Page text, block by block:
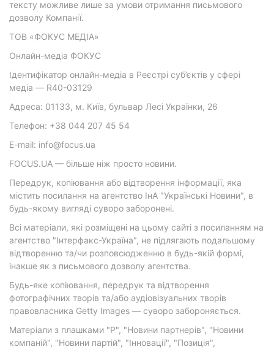
тексту можливе лише за умови отримання письмового
дозволу Компанії.
ТОВ «ФОКУС МЕДІА»
Онлайн-медіа ФОКУС
Ідентифікатор онлайн-медіа в Реєстрі суб’єктів у сфері
медіа — R40-03129
Адреса: 01133, м. Київ, бульвар Лесі Українки, 26
Телефон: +38 044 207 45 54
E-mail: info@focus.ua
FOCUS.UA — більше ніж просто новини.
Передрук, копіювання або відтворення інформації, яка
містить посилання на агентство ІнА "Українські Новини", в
будь-якому вигляді суворо заборонені.
Всі матеріали, які розміщені на цьому сайті з посиланням на
агентство "Інтерфакс-Україна", не підлягають подальшому
відтворенню та/чи розповсюдженню в будь-якій формі,
інакше як з письмового дозволу агентства.
Будь-яке копіювання, передрук та відтворення
фотографічних творів та/або аудіовізуальних творів
правовласника Getty Images — суворо забороняється.
Матеріали з плашками "Р", "Новини партнерів", "Новини
компаній", "Новини партій", "Інновації", "Позиція",